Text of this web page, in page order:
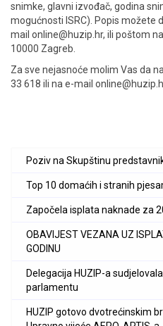
snimke, glavni izvođač, godina
mogućnosti ISRC). Popis možete
mail online@huzip.hr, ili poštom
10000 Zagreb.
Za sve nejasnoće molim Vas da
33 618 ili na e-mail
Poziv na Skupštinu
Top 10 domaćih i stranih
Započela isplata naknade za
OBAVIJEST VEZANA UZ
GODINU
Delegacija HUZIP-a
parlamentu
HUZIP gotovo dvotrećinskim